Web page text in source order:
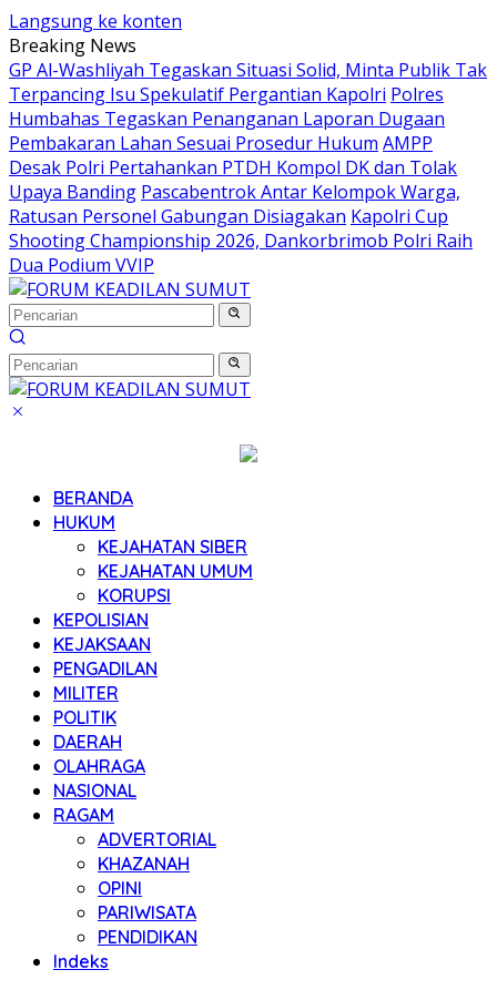
Langsung ke konten
Breaking News
GP Al-Washliyah Tegaskan Situasi Solid, Minta Publik Tak
Terpancing Isu Spekulatif Pergantian Kapolri Polres
Humbahas Tegaskan Penanganan Laporan Dugaan
Pembakaran Lahan Sesuai Prosedur Hukum AMPP
Desak Polri Pertahankan PTDH Kompol DK dan Tolak
Upaya Banding Pascabentrok Antar Kelompok Warga,
Ratusan Personel Gabungan Disiagakan Kapolri Cup
Shooting Championship 2026, Dankorbrimob Polri Raih
Dua Podium VVIP
BERANDA
HUKUM
KEJAHATAN SIBER
KEJAHATAN UMUM
KORUPSI
KEPOLISIAN
KEJAKSAAN
PENGADILAN
MILITER
POLITIK
DAERAH
OLAHRAGA
NASIONAL
RAGAM
ADVERTORIAL
KHAZANAH
OPINI
PARIWISATA
PENDIDIKAN
Indeks